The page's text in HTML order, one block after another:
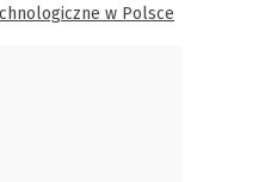
w Polsce